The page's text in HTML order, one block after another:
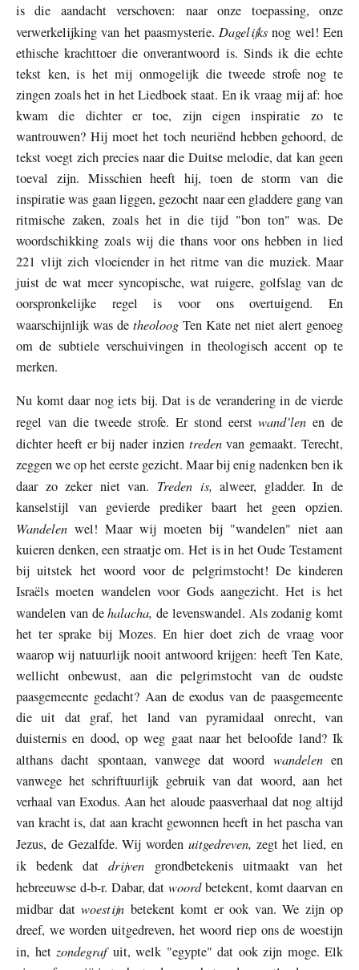
is die aandacht verschoven: naar onze toepassing, onze
verwerkelijking van het paasmysterie.Dagelijksnog wel! Een
ethische krachttoer die onverantwoord is. Sinds ik die echte
tekst ken, is het mij onmogelijk die tweede strofe nog te
zingen zoals het in het Liedboek staat. En ik vraag mij af: hoe
kwam die dichter er toe, zijn eigen inspiratie zo te
wantrouwen? Hij moet het toch neuriënd hebben gehoord, de
tekst voegt zich precies naar die Duitse melodie, dat kan geen
toeval zijn. Misschien heeft hij, toen de storm van die
inspiratie was gaan liggen, gezocht naar een gladdere gang van
ritmische zaken, zoals het in die tijd "bon ton" was. De
woordschikking zoals wij die thans voor ons hebben in lied
221 vlijt zich vloeiender in het ritme van die muziek. Maar
juist de wat meer syncopische, wat ruigere, golfslag van de
oorspronkelijke regel is voor ons overtuigend. En
waarschijnlijk was de theoloog Ten Kate net niet alert genoeg
om de subtiele verschuivingen in theologisch accent op te
merken.
Nu komt daar nog iets bij. Dat is de verandering in de vierde
regel van die tweede strofe. Er stond eerstwand’lenen de
dichter heeft er bij nader inzien tredenvan gemaakt. Terecht,
zeggen we op het eerste gezicht. Maar bij enig nadenken ben ik
daar zo zeker niet van. Treden is,alweer, gladder. In de
kanselstijl van gevierde prediker baart het geen opzien.
Wandelen wel! Maar wij moeten bij "wandelen" niet aan
kuieren denken, een straatje om. Het is in het Oude Testament
bij uitstek het woord voor de pelgrimstocht! De kinderen
Israëls moeten wandelen voor Gods aangezicht. Het is het
wandelen van dehalacha, de levenswandel. Als zodanig komt
het ter sprake bij Mozes. En hier doet zich de vraag voor
waarop wij natuurlijk nooit antwoord krijgen: heeft Ten Kate,
wellicht onbewust, aan die pelgrimstocht van de oudste
paasgemeente gedacht? Aan de exodus van de paasgemeente
die uit dat graf, het land van pyramidaal onrecht, van
duisternis en dood, op weg gaat naar het beloofde land? Ik
althans dacht spontaan, vanwege dat woord wandelenen
vanwege het schriftuurlijk gebruik van dat woord, aan het
verhaal van Exodus. Aan het aloude paasverhaal dat nog altijd
van kracht is, dat aan kracht gewonnen heeft in het pascha van
Jezus, de Gezalfde. Wij worden uitgedreven, zegt het lied, en
ik bedenk datdrijven grondbetekenis uitmaakt van het
hebreeuwse d-b-r. Dabar, dat woordbetekent, komt daarvan en
midbar dat woestijn betekent komt er ook van. We zijn op
dreef, we worden uitgedreven, het woord riep ons de woestijn
in, het zondegraf uit, welk "egypte" dat ook zijn moge. Elk